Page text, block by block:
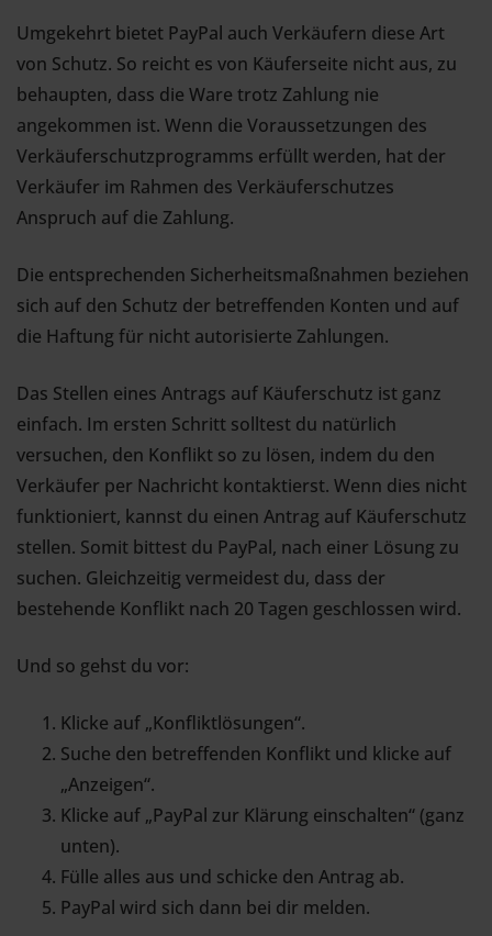
Umgekehrt bietet PayPal auch Verkäufern diese Art
von Schutz. So reicht es von Käuferseite nicht aus, zu
behaupten, dass die Ware trotz Zahlung nie
angekommen ist. Wenn die Voraussetzungen des
Verkäuferschutzprogramms erfüllt werden, hat der
Verkäufer im Rahmen des Verkäuferschutzes
Anspruch auf die Zahlung.
Die entsprechenden Sicherheitsmaßnahmen beziehen
sich auf den Schutz der betreffenden Konten und auf
die Haftung für nicht autorisierte Zahlungen.
Das Stellen eines Antrags auf Käuferschutz ist ganz
einfach. Im ersten Schritt solltest du natürlich
versuchen, den Konflikt so zu lösen, indem du den
Verkäufer per Nachricht kontaktierst. Wenn dies nicht
funktioniert, kannst du einen Antrag auf Käuferschutz
stellen. Somit bittest du PayPal, nach einer Lösung zu
suchen. Gleichzeitig vermeidest du, dass der
bestehende Konflikt nach 20 Tagen geschlossen wird.
Und so gehst du vor:
Klicke auf „Konfliktlösungen“.
Suche den betreffenden Konflikt und klicke auf
„Anzeigen“.
Klicke auf „PayPal zur Klärung einschalten“ (ganz
unten).
Fülle alles aus und schicke den Antrag ab.
PayPal wird sich dann bei dir melden.